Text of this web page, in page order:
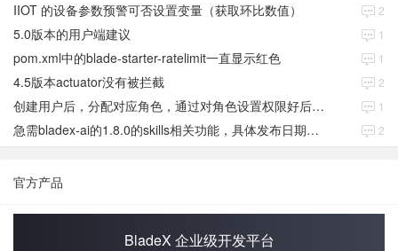
IIOT 的设备参数预警可否设置变量（获取环比数值） 2
5.0版本的用户端建议 1
pom.xml中的blade-starter-ratelimit一直显示红色 1
4.5版本actuator没有被拦截 2
创建用户后，分配对应角色，通过对角色设置权限好后，登录当前用户后。查看不到当前已分配对应角色权限数据 1
急需bladex-ai的1.8.0的skills相关功能，具体发布日期是多少号 2
官方产品
BladeX 企业级开发平台